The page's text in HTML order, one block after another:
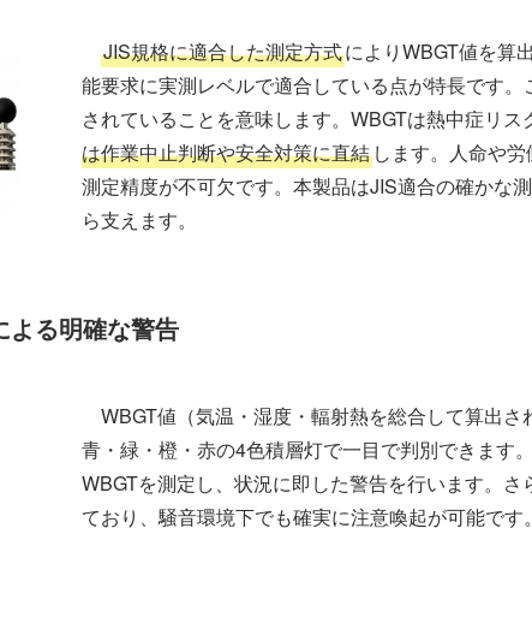
JIS規格に適合した測定方式によりWBGT値を算
能要求に実測レベルで適合している点が特長です
されていることを意味します。WBGTは熱中症リ
は作業中止判断や安全対策に直結します。人命や
測定精度が不可欠です。本製品はJIS適合の確かな
ら支えます。
よる明確な警告
WBGT値（気温・湿度・輻射熱を総合して算出さ
青・緑・橙・赤の4色積層灯で一目で判別できます。
WBGTを測定し、状況に即した警告を行います。さ
ており、騒音環境下でも確実に注意喚起が可能です。